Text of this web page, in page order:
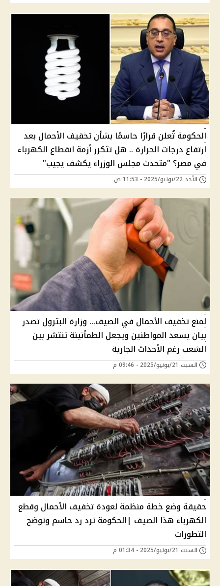
الحكومة تُعلن قرارًا حاسمًا بشأن تخفيف الأحمال بعد
ارتفاع درجات الحرارة .. هل تتكرر أزمة انقطاع الكهرباء
في مصر؟ "متحدث مجلس الوزراء يكشف يجيب"
الأحد 22/يونيو/2025 - 11:53 ص
لمنع تخفيف الأحمال في الصيف… وزارة البترول تصدر
بيان يسعد المواطنين ويجعل الطمأنينة تنتشر بين
الشعب رغم الأحداث الجارية
السبت 21/يونيو/2025 - 09:46 م
حقيقة وضع خطة منظمة لعودة تخفيف الأحمال وقطع
الكهرباء هذا الصيف |الحكومة ترد رد حاسم وتوضح
التطورات
السبت 21/يونيو/2025 - 01:34 م